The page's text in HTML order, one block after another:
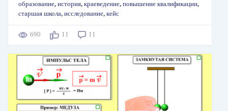
образование, история, краеведение, повышение квалификации,
старшая школа, исследование, кейс
690 11 11